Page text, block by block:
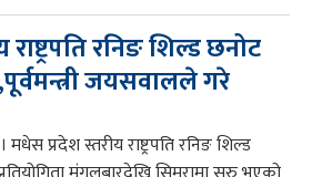
रनिङ शिल्ड छनोट
जयसवालले गरे
मधेस प्रदेश स्तरीय राष्ट्रपति रनिङ शिल्ड